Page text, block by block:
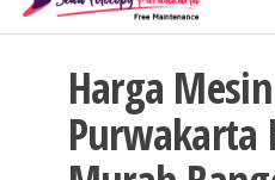
Harga
Purwakarta